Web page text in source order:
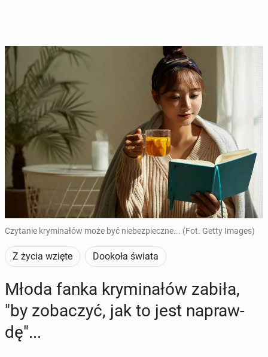
Czytanie kryminałów może być niebezpieczne... (Fot. Getty Images)
Z życia wzięte Dookoła świata
Młoda fanka kry­mi­na­łów zabiła,
"by zo­ba­czyć, jak to jest na­praw­
dę"...